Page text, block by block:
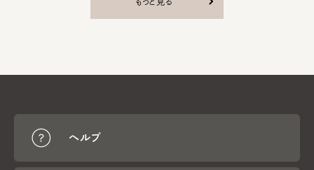
ヘルプ